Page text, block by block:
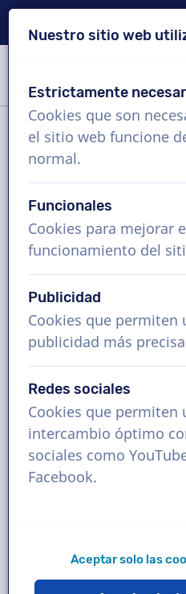
VoiceProductions
Filtro
Proyecto
Voz en off en
vídeo
Reserva la locución en
perfecta en solo unos
demostración
locutores entregan
Una vez realizado el
ayudaremos
Nuestro sitio web
Estrictamente
Cookies que son
el sitio web funcione
normal.
Funcionales
Cookies para mejorar
funcionamiento del
Publicidad
Cookies que permiten
publicidad más
Redes sociales
Cookies que permiten
intercambio óptimo
sociales como
Facebook.
Aceptar solo las